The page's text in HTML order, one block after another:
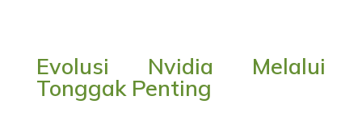
Evolusi Nvidia Melalui
Tonggak Penting